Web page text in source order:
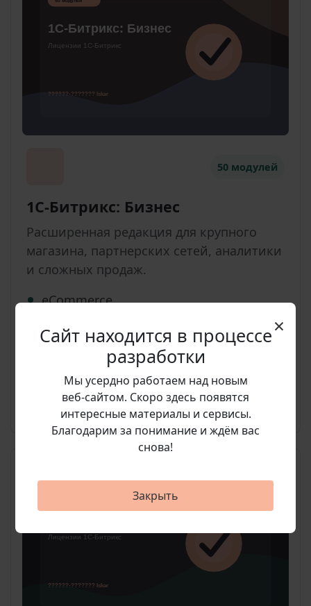
50 модулей
1С-Битрикс: Бизнес
Расширенная редакция для крупного
магазина, партнерских сетей, аналитики
и сложных продаж.
eCommerce
партнерские сети
96 500 руб.
Подробнее
×
Сайт находится в процессе
разработки
Мы усердно работаем над новым
веб‑сайтом. Скоро здесь появятся
интересные материалы и сервисы.
Благодарим за понимание и ждём вас
снова!
Закрыть